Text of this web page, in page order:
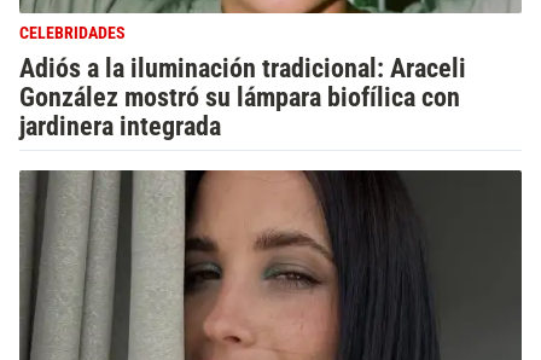
CELEBRIDADES
Adiós a la iluminación tradicional: Araceli
González mostró su lámpara biofílica con
jardinera integrada